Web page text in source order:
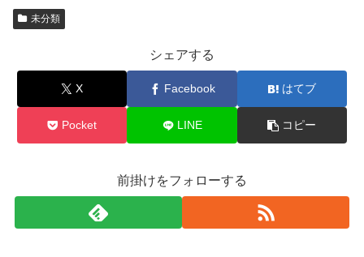
未分類
シェアする
X Facebook はてブ
Pocket LINE コピー
前掛けをフォローする